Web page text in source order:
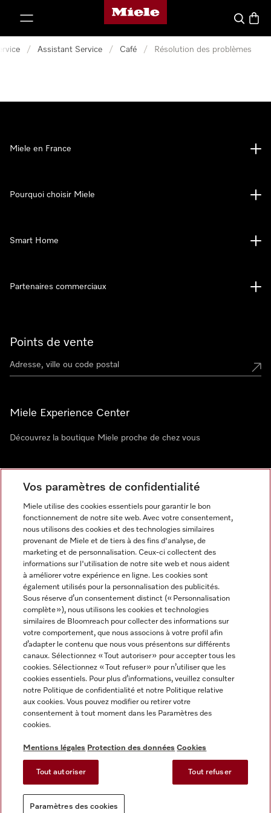
Page d'accueil Miele
Search
/ Assistant Service / Café / Résolution des problèmes
Points de vente
Miele Experience Center
Découvrez la boutique Miele proche de chez vous
Newsletter
Miele en France
Pourquoi choisir Miele
Smart Home
Partenaires commerciaux
Mentions légales
CGV
Protection des données
Conditions d'utilisation
Reglement sur les services numeriques
Paramètres des cookies
Miele sur Instagram
Miele sur Facebook
Miele sur Youtube
Vos paramètres de confidentialité
Miele utilise des cookies essentiels pour garantir le bon
fonctionnement de notre site web. Avec votre consentement,
nous utilisons des cookies et des technologies similaires
provenant de Miele et de tiers à des fins d'analyse, de
marketing et de personnalisation. Ceux-ci collectent des
informations sur l'utilisation de notre site web et nous aident
à améliorer votre expérience en ligne. Les cookies sont
également utilisés pour la personnalisation des publicités.
Sous réserve d’un consentement distinct (« Personnalisation
complète »), nous utilisons les cookies et technologies
similaires de Bloomreach pour collecter des informations sur
votre comportement, que nous associons à votre profil afin
d’adapter le contenu que nous vous présentons sur différents
canaux. Sélectionnez « Tout autoriser » pour accepter tous les
cookies. Sélectionnez « Tout refuser » pour n’utiliser que les
cookies essentiels. Pour plus d’informations, veuillez consulter
notre Politique de confidentialité et notre Politique relative
aux cookies. Vous pouvez modifier ou retirer votre
consentement à tout moment dans les Paramètres des
cookies.
Mentions légales Protection des données Cookies
Tout autoriser Tout refuser
Paramètres des cookies